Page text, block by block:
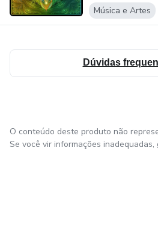
Música e Artes
Dúvidas
O conteúdo deste produto não
Se você vir informações inadequadas,